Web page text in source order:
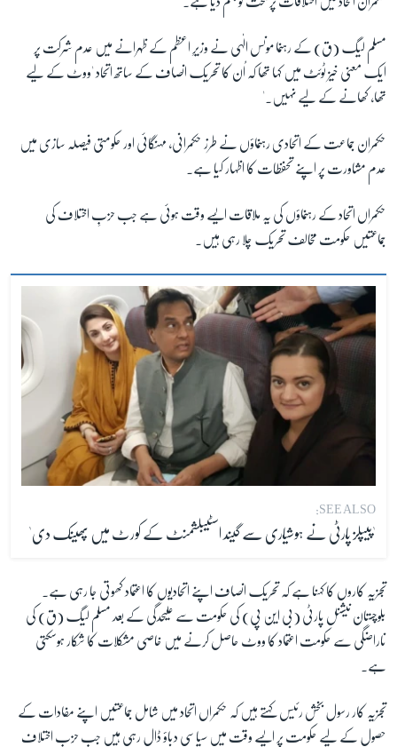
زبان
مسلم لیگ (ق) کے رہنما مونس الٰہی نے وزیرِ اعظم کے ظہرانے میں عدم شرکت پر
ایک معنی خیز ٹوئٹ میں کہا تھا کہ اُن کا تحریک انصاف کے ساتھ اتحاد 'ووٹ کے لیے
تھا، کھانے کے لیے نہیں۔'
حکمران جماعت کے اتحادی رہنماؤں نے طرز حکمرانی، مہنگائی اور حکومتی فیصلہ سازی میں
عدم مشاورت پر اپنے تحفظات کا اظہار کیا ہے۔
حکمراں اتحاد کے رہنماؤں کی یہ ملاقات ایسے وقت ہوئی ہے جب حزبِ اختلاف کی
جماعتیں حکومت مخالف تحریک چلا رہی ہیں۔
SEE ALSO:
'پیپلز پارٹی نے ہوشیاری سے گیند اسٹیبلشمنٹ کے کورٹ میں پھینک دی'
تجزیہ کاروں کا کہنا ہے کہ تحریک انصاف اپنے اتحادیوں کا اعتماد کھوتی جا رہی ہے۔
بلوچستان نیشنل پارٹی (بی این پی) کی حکومت سے علیحدگی کے بعد مسلم لیگ (ق) کی
ناراضگی سے حکومت اعتماد کا ووٹ حاصل کرنے میں خاصی مشکلات کا شکار ہوسکتی
ہے۔
تجزیہ کار رسول بخش رئیس کہتے ہیں کہ حکمراں اتحاد میں شامل جماعتیں اپنے مفادات کے
حصول کے لیے حکومت پر ایسے وقت میں سیاسی دباؤ ڈال رہی ہیں جب حزبِ اختلاف